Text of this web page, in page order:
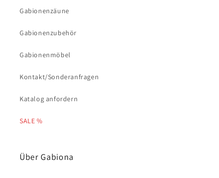
Gabionenzäune
Gabionenzubehör
Gabionenmöbel
Kontakt/Sonderanfragen
Katalog anfordern
SALE %
Über Gabiona